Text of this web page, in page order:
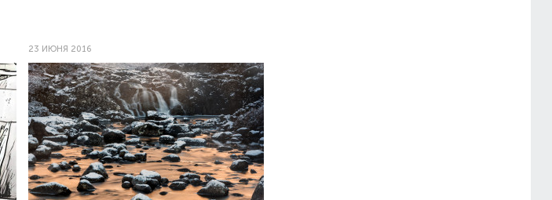
23 ИЮНЯ 2016